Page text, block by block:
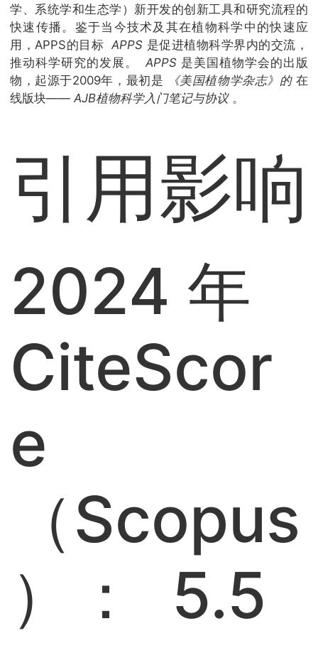
学、系统学和生态学）新开发的创新工具和研究流程的
快速传播。鉴于当今技术及其在植物科学中的快速应
用，APPS的目标APPS 是促进植物科学界内的交流，
推动科学研究的发展。APPS 是美国植物学会的出版
物，起源于2009年，最初是
《美国植物学杂志》的在
线版块—— AJB植物科学入门笔记与协议 。
引用影响
2024 年
CiteScor
e
（Scopus
）： 5.5